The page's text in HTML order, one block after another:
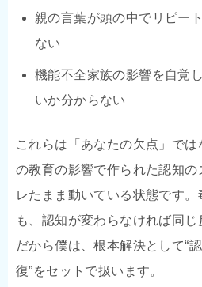
親の言葉が頭の中でリピー
ない
機能不全家族の影響を自覚
いか分からない
これらは「あなたの欠点」で
の教育の影響で作られた認知
レたまま動いている状態です
も、認知が変わらなければ同じ
だから僕は、根本解決として“
復”をセットで扱います。